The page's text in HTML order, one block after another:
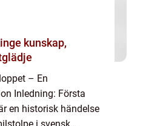
– En
Inledning: Första
en historisk händelse